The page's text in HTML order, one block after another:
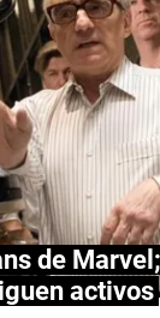
Políticas de
Choices
Bolavip, al igual que
compañía
Todos los derechos
de
activos